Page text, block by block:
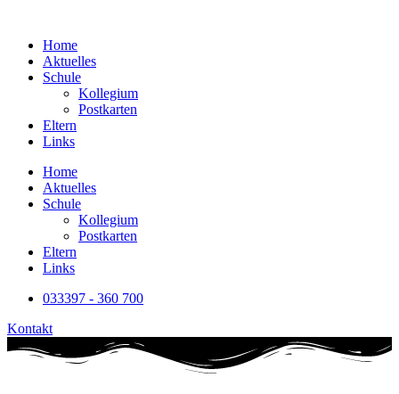
Home
Aktuelles
Schule
Kollegium
Postkarten
Eltern
Links
Home
Aktuelles
Schule
Kollegium
Postkarten
Eltern
Links
033397 - 360 700
Kontakt